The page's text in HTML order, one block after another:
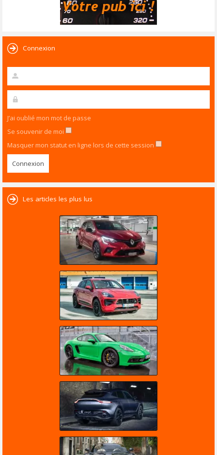
Connexion
J’ai oublié mon mot de passe
Se souvenir de moi
Masquer mon statut en ligne lors de cette session
Les articles les plus lus